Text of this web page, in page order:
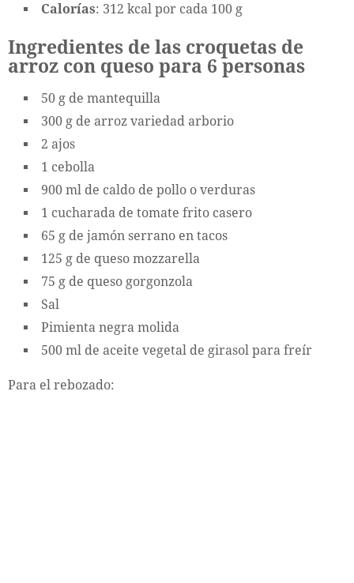
Calorías: 312 kcal por cada 100 g
Ingredientes de las croquetas de
arroz con queso para 6 personas
50 g de mantequilla
300 g de arroz variedad arborio
2 ajos
1 cebolla
900 ml de caldo de pollo o verduras
1 cucharada de tomate frito casero
65 g de jamón serrano en tacos
125 g de queso mozzarella
75 g de queso gorgonzola
Sal
Pimienta negra molida
500 ml de aceite vegetal de girasol para freír
Para el rebozado: